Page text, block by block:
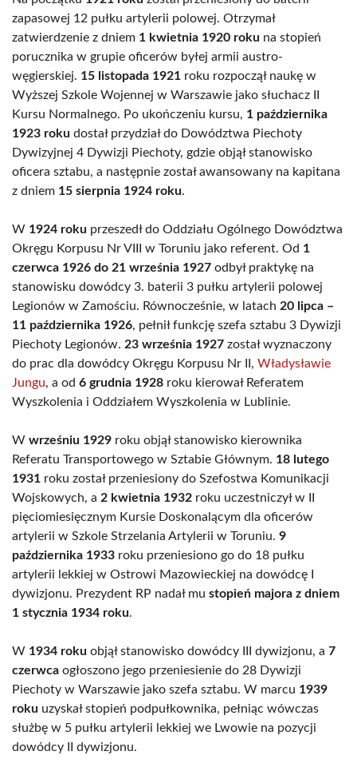
zapasowej 12 pułku artylerii polowej. Otrzymał
zatwierdzenie z dniem 1 kwietnia 1920 roku na stopień
porucznika w grupie oficerów byłej armii austro-
węgierskiej. 15 listopada 1921 roku rozpoczął naukę w
Wyższej Szkole Wojennej w Warszawie jako słuchacz II
Kursu Normalnego. Po ukończeniu kursu, 1 października
1923 roku dostał przydział do Dowództwa Piechoty
Dywizyjnej 4 Dywizji Piechoty, gdzie objął stanowisko
oficera sztabu, a następnie został awansowany na kapitana
z dniem 15 sierpnia 1924 roku.
W 1924 roku przeszedł do Oddziału Ogólnego Dowództwa
Okręgu Korpusu Nr VIII w Toruniu jako referent. Od 1
czerwca 1926 do 21 września 1927 odbył praktykę na
stanowisku dowódcy 3. baterii 3 pułku artylerii polowej
Legionów w Zamościu. Równocześnie, w latach 20 lipca –
11 października 1926, pełnił funkcję szefa sztabu 3 Dywizji
Piechoty Legionów. 23 września 1927 został wyznaczony
do prac dla dowódcy Okręgu Korpusu Nr II, Władysławie
Jungu, a od 6 grudnia 1928 roku kierował Referatem
Wyszkolenia i Oddziałem Wyszkolenia w Lublinie.
W wrześniu 1929 roku objął stanowisko kierownika
Referatu Transportowego w Sztabie Głównym. 18 lutego
1931 roku został przeniesiony do Szefostwa Komunikacji
Wojskowych, a 2 kwietnia 1932 roku uczestniczył w II
pięciomiesięcznym Kursie Doskonalącym dla oficerów
artylerii w Szkole Strzelania Artylerii w Toruniu. 9
października 1933 roku przeniesiono go do 18 pułku
artylerii lekkiej w Ostrowi Mazowieckiej na dowódcę I
dywizjonu. Prezydent RP nadał mu stopień majora z dniem
1 stycznia 1934 roku.
W 1934 roku objął stanowisko dowódcy III dywizjonu, a 7
czerwca ogłoszono jego przeniesienie do 28 Dywizji
Piechoty w Warszawie jako szefa sztabu. W marcu 1939
roku uzyskał stopień podpułkownika, pełniąc wówczas
służbę w 5 pułku artylerii lekkiej we Lwowie na pozycji
dowódcy II dywizjonu.